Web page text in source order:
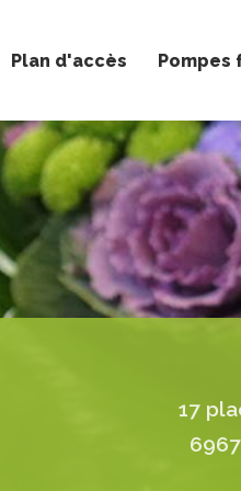
Plan d'accès Pompes
17